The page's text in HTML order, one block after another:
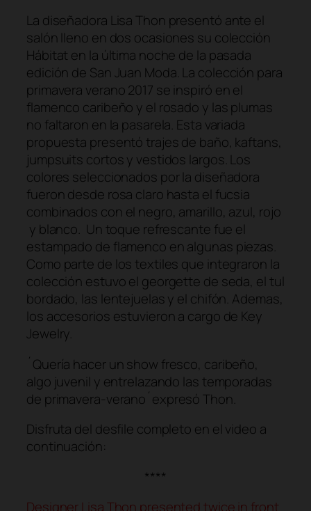
La diseñadora Lisa Thon presentó ante el
salón lleno en dos ocasiones su colección
Hábitat en la última noche de la pasada
edición de San Juan Moda. La colección para
primavera verano 2017 se inspiró en el
flamenco caribeño y el rosado y las plumas
no faltaron en la pasarela. Esta variada
propuesta presentó trajes de baño, kaftans,
jumpsuits cortos y vestidos largos. Los
colores seleccionados por la diseñadora
fueron desde rosa claro hasta el fucsia
combinados con el negro, amarillo, azul, rojo
y blanco. Un toque refrescante fue el
estampado de flamenco en algunas piezas.
Como parte de los textiles que integraron la
colección estuvo el georgette de seda, el tul
bordado, las lentejuelas y el chifón. Ademas,
los accesorios estuvieron a cargo de Key
Jewelry.
´Quería hacer un show fresco, caribeño,
algo juvenil y entrelazando las temporadas
de primavera-verano´expresó Thon.
Disfruta del desfile completo en el video a
continuación:
****
Designer Lisa Thon presented twice in front